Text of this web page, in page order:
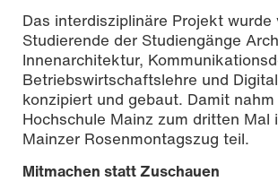
Das interdisziplinäre Projekt wurde
Studierende der Studiengänge
Innenarchitektur,
Betriebswirtschaftslehre und
konzipiert und gebaut. Damit nahm
Hochschule Mainz zum dritten Mal
Mainzer Rosenmontagszug teil.
Mitmachen statt Zuschauen